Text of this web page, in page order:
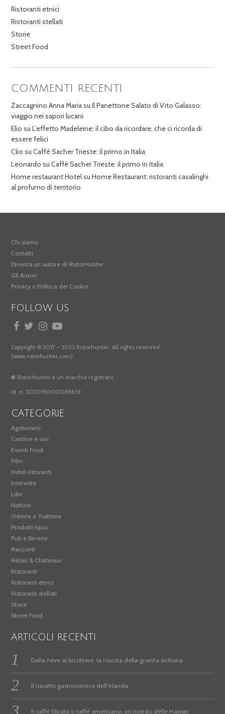
Ristoranti etnici
Ristoranti stellati
Storie
Street Food
COMMENTI RECENTI
Zaccagnino Anna MariasuIl Panettone Salato di Vito Galasso:
viaggio nei sapori lucani
Elio suL’effetto Madeleine: il cibo da ricordare, che ci ricorda di
essere felici
Clio suCaffè Sacher Trieste: il primo in Italia
Leonardo suCaffè Sacher Trieste: il primo in Italia
Home restaurant HotelsuHome Restaurant: ristoranti casalinghi
al profumo di territorio
Chi siamo
Contatti
Diventa un autore di RistorHunter
Gli Autori
Privacy e Politica dei Cookie
FOLLOW US
Copyright © 2017 – 2023 Ristorhunter. All rights reserved.
(www.ristorhunter.com)
® RistorHunter è un marchio registrato.
Id. n. 302019000088659
CATEGORIE
Agriturismi
Cantine e vini
Eventi Food
Film
Hotel ristoranti
Interviste
Libri
Notizie
Osterie e Trattorie
Prodotti tipici
Pub e Birrerie
Racconti
Relais & Châteaux
Ristoranti
Ristoranti etnici
Ristoranti stellati
Storie
Street Food
ARTICOLI RECENTI
Dalla neve al bicchiere: la nascita della granita siciliana
Il riscatto gastronomico dell’Irlanda
Il caffè filtrato o caffè americano, un ricordo delle Hawaii